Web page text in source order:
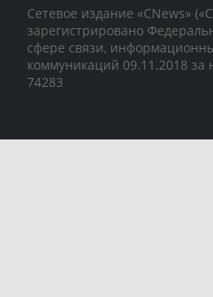
Сетевое издание «CNews»
зарегистрировано
сфере связи,
коммуникаций 09.11.2018
74283